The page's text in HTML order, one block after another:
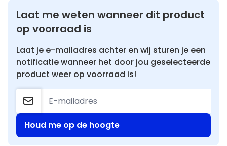
Laat me weten wanneer dit product
op voorraad is
Laat je e-mailadres achter en wij sturen je een
notificatie wanneer het door jou geselecteerde
product weer op voorraad is!
Houd me op de hoogte